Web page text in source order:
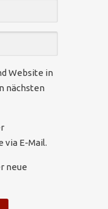
Website in
nächsten
via E-Mail.
neue